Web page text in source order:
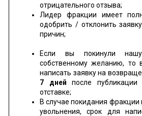
отрицательного отзыва;
Лидер фракции имеет
одобрить / отклонить
причин;
Если вы покинули
собственному желанию, то
написать заявку на
7 дней после
отставке;
В случае покидания фракции
увольнения, срок для